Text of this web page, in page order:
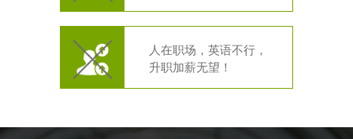
人在职场，英语不行，
升职加薪无望！